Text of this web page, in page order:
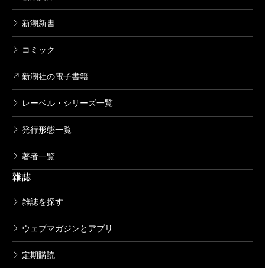
新潮新書
コミック
新潮社の電子書籍
レーベル・シリーズ一覧
発行形態一覧
著者一覧
雑誌
雑誌を探す
ウェブマガジンとアプリ
定期購読